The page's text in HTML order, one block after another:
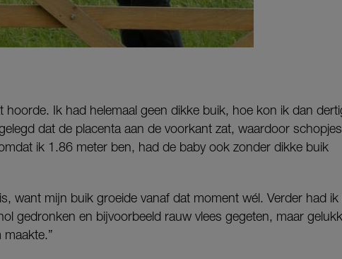
hoorde. Ik had helemaal geen dikke buik, hoe kon ik dan
dat de placenta aan de voorkant zat, waardoor schopjes
ik 1.86 meter ben, had de baby ook zonder dikke buik
want mijn buik groeide vanaf dat moment wél. Verder had ik
gedronken en bijvoorbeeld rauw vlees gegeten, maar